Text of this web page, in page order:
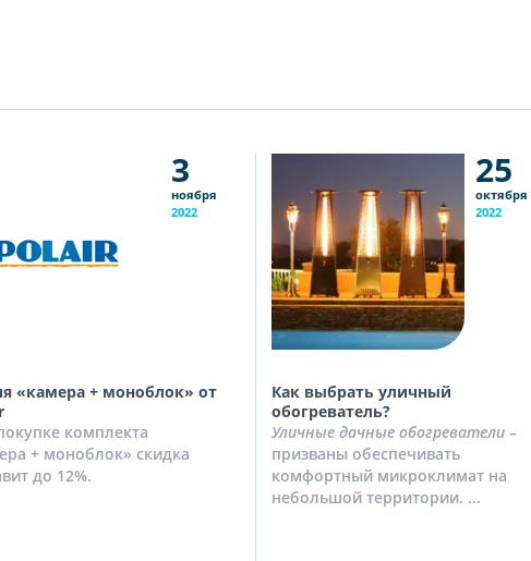
3
ноября
2022
«камера + моноблок» от
комплекта
+ моноблок» скидка
до 12%.
25
октября
2022
Как выбрать уличный
обогреватель?
Уличные дачные обогреватели –
призваны обеспечивать
комфортный микроклимат на
небольшой территории. ...